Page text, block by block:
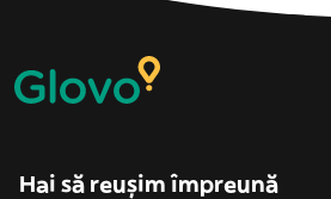
Hai să reușim împreună